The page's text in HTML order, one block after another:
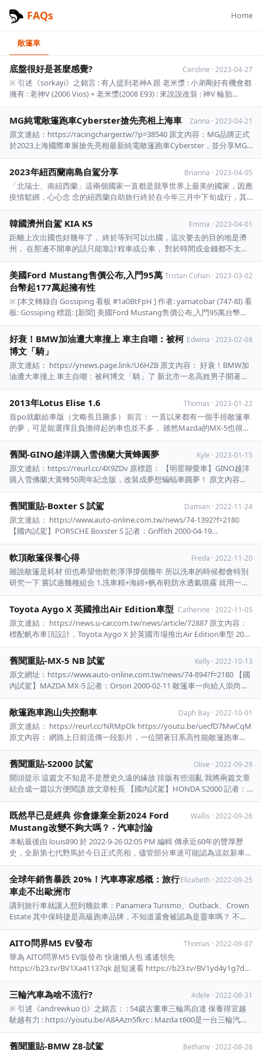
FAQs Home
敞篷車
底盤很好是甚麼感覺? Caroline · 2023-04-27
※ 引述《sorkayi》之銘言 : 有人提到老神A 跟 老米漿 : 小弟剛好有機會都
擁有 : 老神V (2006 Vios) + 老米漿(2008 E93) : 來說說改裝 : 神V 輪胎
195/50/16 國產避震器偏硬 支撐很好 坑洞會跳起來 方向盤虛位嚴重 : E93
輪胎 235/35/19 25 ...
MG純電敞篷跑車Cyberster搶先亮相上海車 Zanna · 2023-04-21
原文連結：https://racingcharger.tw/?p=38540 原文內容：MG品牌正式
於2023上海國際車展搶先亮相最新純電敞篷跑車Cyberster，並分享MG
全球戰 略佈局計劃與成果，同時還以全新上市性能轎跑MG7與純電休旅
MG4領銜，盛大展演多輛品 牌主力車款，完美詮釋「實力見證完美、速
...
2023年紐西蘭南島自駕分享 Brianna · 2023-04-05
「北瑞士、南紐西蘭」這兩個國家一直都是競爭世界上最美的國家，因應
疫情鬆綁，心心念 念的紐西蘭自助旅行終於在今年三月中下旬成行，其
中南島14日、自駕12日來跟鄉民們分享 一下（北島我只坐uber進奧克蘭
市區就不分享了）。 首先是自駕路線概要圖：
韓國濟州自駕 KIA K5 Emma · 2023-04-01
距離上次出國也好幾年了， 終於等到可以出國，這次要去的目的地是濟
州， 在那邊不開車的話只能靠計程車或公車， 對於時間或金錢都不太友
善，參加一日團又覺得自由度不夠， 因此決定來個自駕遊~ 不過男生對於
韓國好像真的沒有太大的興趣， 我到出國前最期待的居然是在那邊開車
XD 韓國在 2022 年開始承 ...
美國Ford Mustang售價公布,入門95萬
台幣起177萬起擁有性
Tristan Cohan · 2023-03-02
※ [本文轉錄自 Gossiping 看板 #1a0BtFpH ] 作者: yamatobar (747-8I) 看
板: Gossiping 標題: [新聞] 美國Ford Mustang售價公布,入門95萬台幣起
177萬起擁有性能 時間: Thu Mar 2 23:16:26 2023 備註請放最後面 ...
好衰！BMW加油遭大車撞上 車主自嘲：被柯
博文「騎」
Edwina · 2023-02-08
原文連結： https://ynews.page.link/U6HZB 原文內容： 好衰！BMW加
油遭大車撞上 車主自嘲：被柯博文「騎」了 新北市一名高姓男子開著
BMW敞篷車，跟家人要去南橫玩，在花蓮縣壽富鄉一處加油站加 油時，
遭到一旁加完油準備離開的曳引車撞上，還騎上左側車身，車損嚴重。他
苦中作樂 將照 ...
2013年Lotus Elise 1.6 Thomas · 2023-01-22
首po就獻給車版（文略長且圖多） 前言： 一直以來都有一個手排敞篷車
的夢，可是能選擇且負擔得起的車也並不多， 雖然Mazda的MX-5也很靚
麗可是並不會讓人很驚豔， 前年無意中看到某YouTuber 買了台Elise就深
深的被吸引住， 也就從那時候慢慢的在找二手車（這種冷門的二手車真
的不好找，而且價格也都很 ...
舊聞-GINO越洋購入雪佛蘭大黃蜂圓夢 Kyle · 2023-01-15
原文連結：https://reurl.cc/4X9ZDv 原標題： 【明星聊愛車】GINO越洋
購入雪佛蘭大黃蜂50周年紀念版，改裝成夢想蝙蝠車圓夢！ 原文內容：
GINO蔡東威出道十六年，從男子偶像團體K ONE出道，能歌善舞、外型
出眾的他吸引不少 死忠粉絲追隨；經歷團體解散、轉往中國發展、近幾
年他在 ...
舊聞重貼-Boxter S 試駕 Damian · 2022-11-24
原文連結： https://www.auto-online.com.tw/news/74-1392?f=2180
【國內試駕】PORSCHE Boxster S 記者：Griffith 2000-04-19
https://i.imgur.com/lp12pgd.jpg 週末的下午，陽光由 ...
軟頂敞篷保養心得 Freda · 2022-11-20
雖說敞篷是耗材 但也希望他乾乾淨淨撐個幾年 所以洗車的時候都會特別
研究一下 嘗試過幾種組合 1.洗車精+海綿+帆布鞋防水透氣噴霧 就用一般
的洗車精 加上洗車場的泡泡 用海綿嚕一嚕 乾了之後噴我平常噴鞋子的防
水透氣噴霧 優點：省錢 缺點：防水噴霧一下就噴完了 2.化學小子敞篷清
...
Toyota Aygo X 英國推出Air Edition車型 Catherine · 2022-11-05
原文連結： https://news.u-car.com.tw/news/article/72887 原文內容：
標配帆布車頂設計，Toyota Aygo X 於英國市場推出Air Edition車型 2022
11月 5 陳慶峰撰文攝影 以 Aygo X prologue 概念車量產而來，於 202 ...
舊聞重貼-MX-5 NB 試駕 Kelly · 2022-10-13
原文網址：https://www.auto-online.com.tw/news/74-894?f=2180 【國
內試駕】MAZDA MX-5 記者：Orson 2000-02-11 敞篷車一向給人崇尚自
由，無拘無束的感覺，雙座的Roadster則更是更進一步追求人車一 體的
駕馭快感，但是在歷史上追求自 ...
敞篷跑車跑山失控翻車 Daph Bay · 2022-10-01
原文連結： https://reurl.cc/NRMpOk https://youtu.be/uecfD7MwCqM
原文內容： 網路上日前流傳一段影片，一位開著日系高性能敞篷跑車
「S2000」的男子在山路上馳騁，沒想到疑似過彎失控，整台車撞上山壁
足足翻了一圈，不過駕駛雖然沒有綁安全帶卻超級命大，雖然 ...
舊聞重貼-S2000 試駕 Olive · 2022-09-29
開頭提示 這篇文不知是不是歷史久遠的緣故 排版有些混亂 我將兩篇文章
結合成一篇以方便閱讀 故文章較長 【國內試駕】HONDA S2000 記者：
Vincent、陳光立 2000-09-02 https://i.imgur.com/gd2KSSL.jpg S2000車
身造型源自95年第3 ...
既然早已是經典 你會嫌棄全新2024 Ford
Mustang改變不夠大嗎？ - 汽車討論
Wallis · 2022-09-26
本帖最後由 louis890 於 2022-9-26 02:05 PM 編輯 傳承近60年的豐厚歷
史，全新第七代野馬於今日正式亮相，儘管部分車迷可能認為這款新車的
造型少了些驚喜，但據原廠表示，這全新車款絕對將帶來迄今最為豐富的
駕馭樂趣體驗！ 2022-9-26 01:56 PM 上傳下載附件 ...
全球年銷售暴跌 20%！汽車專家感概：旅行
車走不出歐洲市
Elizabeth · 2022-09-25
講到旅行車就讓人想到幾款車：Panamera Turismo、Outback、Crown
Estate 其中保時捷是高級跑車品牌，不知道還會被認為是靈車嗎？ 不知
道Panamera的哪個車型賣得比較好？ 速霸陸取消轎車懸吊的Legacy，
Cross over懸吊的Outback在美國好像賣得很好 可見只要懸 ...
AITO問界M5 EV發布 Thomas · 2022-09-07
華為 AITO問界M5 EV版發布 快速懶人包 遙遙領先
https://b23.tv/BV1Xa41137qk 超短速看 https://b23.tv/BV1yd4y1g7dA
問界M5 EV 標配即滿配 https://b23.tv/BV15Y4y1M7PA 時速0-100公里 兩
驅7.1秒，四 ...
三輪汽車為啥不流行? Adele · 2022-08-31
※ 引述《andrewkuo ()》之銘言： : 54歲古董車三輪馬自達 保養得宜越
駛越有力 : https://youtu.be/A8AAzn5fkrc : Mazda t600是一台三輪汽
車，既然三輪可以做到汽車，那為啥一定要 : 四輪才可以呢？少一輪不是
可以少 : 換一顆輪胎呢？難道現代的汽車廠 : 做 ...
舊聞重貼-BMW Z8-試駕 Bethany · 2022-08-26